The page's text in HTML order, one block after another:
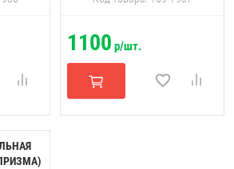
1100 р/шт.